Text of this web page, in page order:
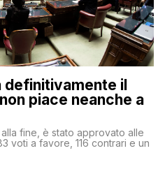
definitivamente il
piace neanche a
fine, è stato approvato alle
voti a favore, 116 contrari e un